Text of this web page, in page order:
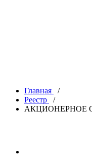
Главная
/
Реестр
/
АКЦИОНЕРНОЕ